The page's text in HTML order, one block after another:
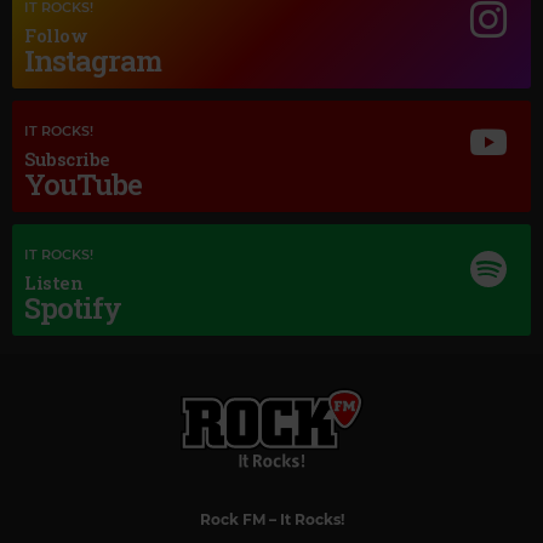
Magic Jazz
IT ROCKS!
Follow
Instagram
IT ROCKS!
Subscribe
YouTube
IT ROCKS!
Listen
Spotify
Rock FM– It Rocks!